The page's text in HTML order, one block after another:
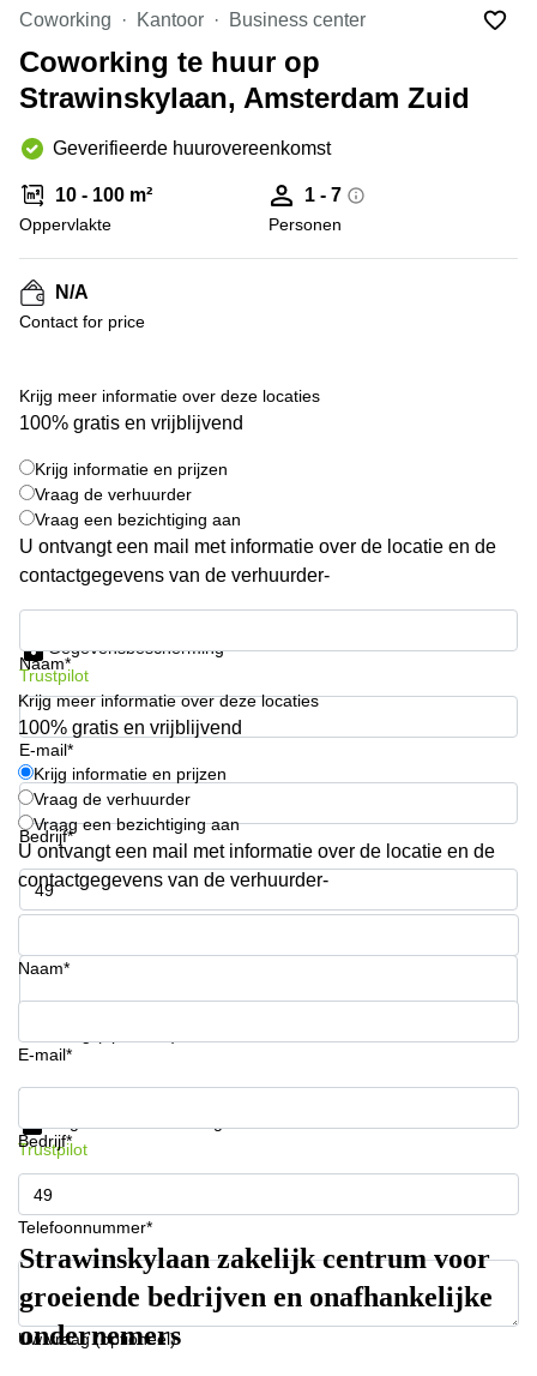
Hengelo
Hilversum
Hoofddorp
Deventer
Rotterdam
Tiel
Zwolle
Bodegraven-
Reeuwijk
Business
center
Arnhem
Business
Amsterdam
Westpoort
Business
center
Hilversum
Den
Haag
space
Breda
Coworking
Arnhem
Coworking
space
Hilversum
Coworking
space
Zwolle
Coworking
Haarlem
Kantoor
Huren
Hengelo
Nijmegen
Coworking Kantoor Business center
Coworking te huur op
Strawinskylaan, Amsterdam Zuid
Geverifieerde huurovereenkomst
10 - 100 m²
Oppervlakte
1 - 7
Personen
N/A
Contact for price
Krijg meer informatie over deze locaties
100% gratis en vrijblijvend
Krijg informatie en prijzen
Vraag de verhuurder
Vraag een bezichtiging aan
U ontvangt een mail met informatie over de locatie en de
contactgegevens van de verhuurder-
Naam*
E-mail*
Bedrijf*
Telefoonnummer*
Gegevensbescherming
Trustpilot
Krijg meer informatie over deze locaties
100% gratis en vrijblijvend
Krijg informatie en prijzen
Vraag de verhuurder
Vraag een bezichtiging aan
U ontvangt een mail met informatie over de locatie en de
contactgegevens van de verhuurder-
Naam*
E-mail*
Bedrijf*
Telefoonnummer*
Uw vraag (optioneel)
Krijg informatie en prijzen
Trustpilot
Strawinskylaan zakelijk centrum voor
groeiende bedrijven en onafhankelijke
ondernemers